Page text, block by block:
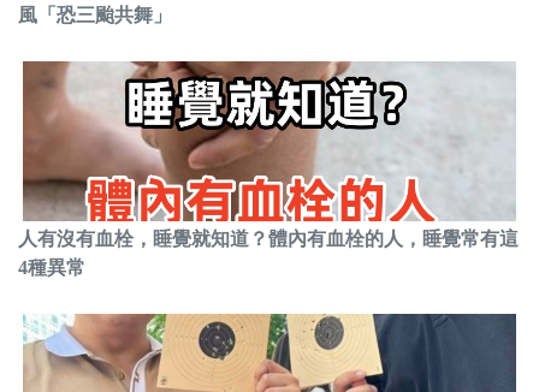
風「恐三颱共舞」
人有沒有血栓，睡覺就知道？體內有血栓的人，睡覺常有這
4種異常